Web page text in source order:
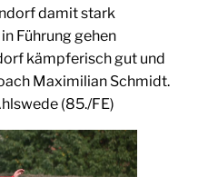
damit stark
Führung gehen
kämpferisch gut und
Maximilian Schmidt.
(85./FE)